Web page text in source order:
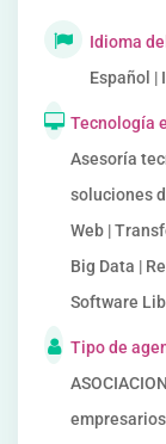
Idioma
Español |
Tecnología
Asesoría
soluciones
Web |
Big Data |
Software
Tipo de
empresarios